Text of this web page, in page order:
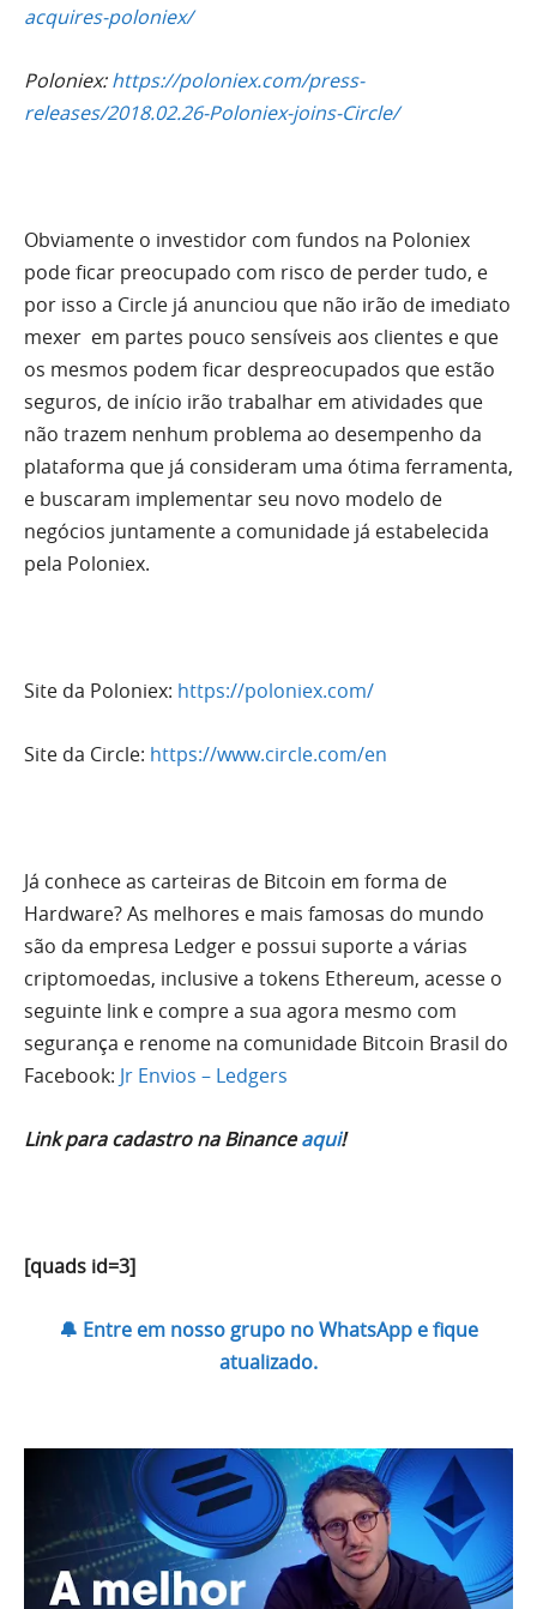
acquires-poloniex/
Poloniex:https://poloniex.com/press-
releases/2018.02.26-Poloniex-joins-Circle/
Obviamente o investidor com fundos na Poloniex
pode ficar preocupado com risco de perder tudo, e
por isso a Circle já anunciou que não irão de imediato
mexer em partes pouco sensíveis aos clientes e que
os mesmos podem ficar despreocupados que estão
seguros, de início irão trabalhar em atividades que
não trazem nenhum problema ao desempenho da
plataforma que já consideram uma ótima ferramenta,
e buscaram implementar seu novo modelo de
negócios juntamente a comunidade já estabelecida
pela Poloniex.
Site da Poloniex: https://poloniex.com/
Site da Circle: https://www.circle.com/en
Já conhece as carteiras de Bitcoin em forma de
Hardware? As melhores e mais famosas do mundo
são da empresa Ledger e possui suporte a várias
criptomoedas, inclusive a tokens Ethereum, acesse o
seguinte link e compre a sua agora mesmo com
segurança e renome na comunidade Bitcoin Brasil do
Facebook: Jr Envios – Ledgers
Link para cadastro na Binanceaqui!
[quads id=3]
🔔 Entre em nosso grupo no WhatsApp e fique
atualizado.